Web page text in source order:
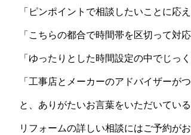
「ピンポイントで相談したいことに応
「こちらの都合で時間帯を区切って対
「ゆったりとした時間設定の中でじっ
「工事店とメーカーのアドバイザーが
と、ありがたいお言葉をいただいてい
リフォームの詳しい相談にはご予約がお